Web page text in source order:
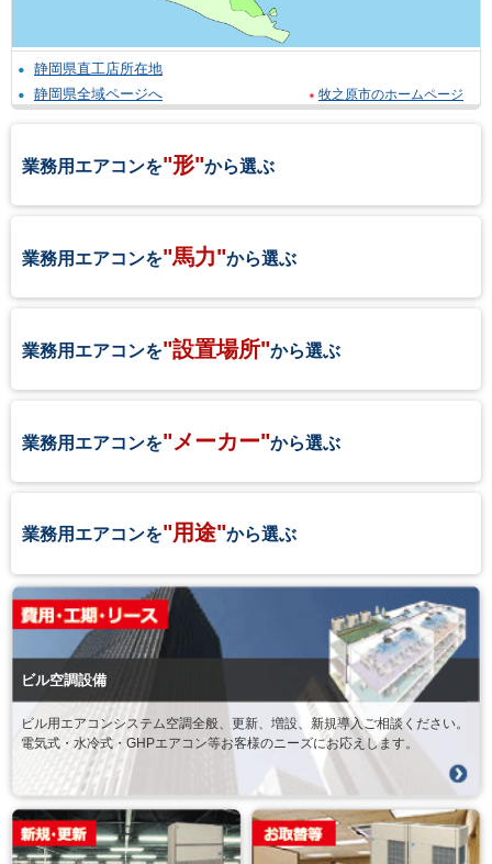
静岡県直工店所在地
静岡県全域ページへ
牧之原市のホームページ
業務用エアコンを"形"から選ぶ
業務用エアコンを"馬力"から選ぶ
業務用エアコンを"設置場所"から選ぶ
業務用エアコンを"メーカー"から選ぶ
業務用エアコンを"用途"から選ぶ
ビル空調設備
ビル用エアコンシステム空調全般、更新、増設、新規導入ご相談ください。
電気式・水冷式・GHPエアコン等お客様のニーズにお応えします。